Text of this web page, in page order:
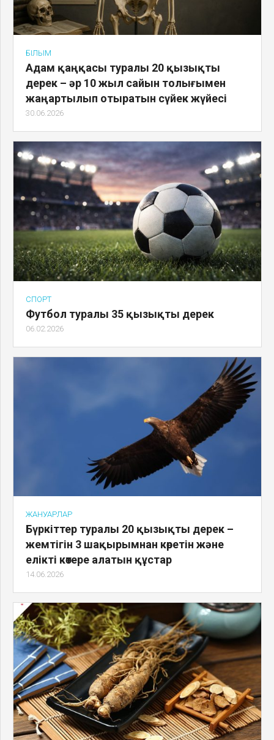
ҒЫЛЫМ
Адам қаңқасы туралы 20 қызықты
дерек – әр 10 жыл сайын толығымен
жаңартылып отыратын сүйек жүйесі
30.06.2026
СПОРТ
Футбол туралы 35 қызықты дерек
06.02.2026
ЖАНУАРЛАР
Бүркіттер туралы 20 қызықты дерек –
жемтігін 3 шақырымнан көретін және
елікті көтере алатын құстар
14.06.2026